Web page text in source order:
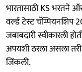
भारतासाठी KS भरतने
वर्ल्ड टेस्ट चॅम्पियनशिप
जबाबदारी स्वीकारली
अपयशी ठरला असला तरी
जिंकली.